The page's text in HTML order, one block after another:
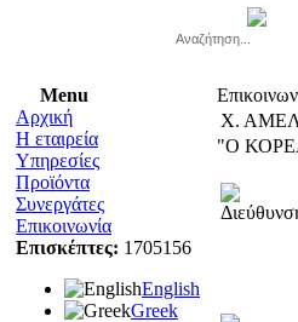
Menu
Αρχική
Η εταιρεία
Υπηρεσίες
Προϊόντα
Συνεργάτες
Επικοινωνία
Επισκέπτες: 1705156
English
Greek
Χ.
"Ο